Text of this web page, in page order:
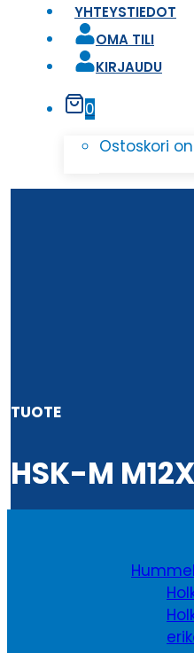
YHTEYSTIEDOT
OMA TILI
KIRJAUDU
0
Ostoskori
TUOTE
HSK-M